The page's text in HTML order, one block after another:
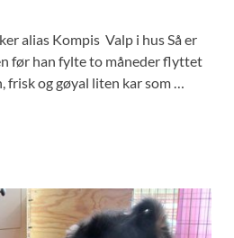
Kompis Valp i hus Så er
før han fylte to måneder flyttet
frisk og gøyal liten kar som …